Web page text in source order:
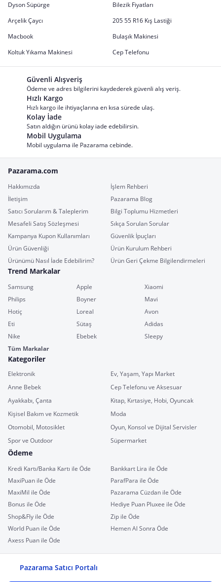
Dyson Süpürge
Bilezik Fiyatları
Arçelik Çaycı
205 55 R16 Kış Lastiği
Macbook
Bulaşık Makinesi
Koltuk Yıkama Makinesi
Cep Telefonu
Güvenli Alışveriş
Ödeme ve adres bilgilerini kaydederek güvenli alış veriş.
Hızlı Kargo
Hızlı kargo ile ihtiyaçlarına en kısa sürede ulaş.
Kolay İade
Satın aldığın ürünü kolay iade edebilirsin.
Mobil Uygulama
Mobil uygulama ile Pazarama cebinde.
Pazarama.com
Hakkımızda
İşlem Rehberi
İletişim
Pazarama Blog
Satıcı Sorularım & Taleplerim
Bilgi Toplumu Hizmetleri
Mesafeli Satış Sözleşmesi
Sıkça Sorulan Sorular
Kampanya Kupon Kullanımları
Güvenlik İpuçları
Ürün Güvenliği
Ürün Kurulum Rehberi
Ürünümü Nasıl İade Edebilirim?
Ürün Geri Çekme Bilgilendirmeleri
Trend Markalar
Samsung Apple
Xiaomi
Philips
Boyner
Mavi
Hotiç
Loreal
Avon
Eti
Sütaş
Adidas
Nike
Ebebek
Sleepy
Tüm Markalar
Kategoriler
Elektronik
Ev, Yaşam, Yapı Market
Anne Bebek
Cep Telefonu ve Aksesuar
Ayakkabı, Çanta
Kitap, Kırtasiye, Hobi, Oyuncak
Kişisel Bakım ve Kozmetik
Moda
Otomobil, Motosiklet
Oyun, Konsol ve Dijital Servisler
Spor ve Outdoor
Süpermarket
Ödeme
Kredi Kartı/Banka Kartı ile Öde
Bankkart Lira ile Öde
MaxiPuan ile Öde
ParafPara ile Öde
MaxiMil ile Öde
Pazarama Cüzdan ile Öde
Bonus ile Öde
Hediye Puan Pluxee ile Öde
Shop&Fly ile Öde
Zip ile Öde
World Puan ile Öde
Hemen Al Sonra Öde
Axess Puan ile Öde
Pazarama Satıcı Portalı